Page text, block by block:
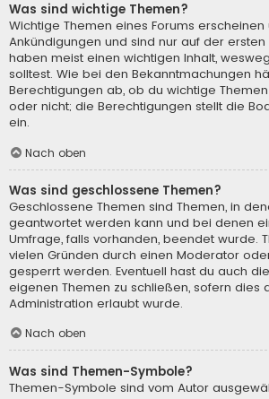
Was sind wichtige Themen?
Wichtige Themen eines Forums erscheinen
Ankündigungen und sind nur auf der ersten
haben meist einen wichtigen Inhalt,
solltest. Wie bei den Bekanntmachungen
Berechtigungen ab, ob du wichtige
oder nicht; die Berechtigungen stellt die
ein.
Nach oben
Was sind geschlossene Themen?
Geschlossene Themen sind Themen, in
geantwortet werden kann und bei denen
Umfrage, falls vorhanden, beendet wurde.
vielen Gründen durch einen Moderator
gesperrt werden. Eventuell hast du auch
eigenen Themen zu schließen, sofern dies
Administration erlaubt wurde.
Nach oben
Was sind Themen-Symbole?
Themen-Symbole sind vom Autor